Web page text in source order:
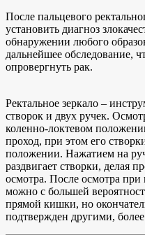
После пальцевого
установить диагноз
обнаружении любого
дальнейшее обследование,
опровергнуть рак.
Ректальное зеркало –
створок и двух ручек.
коленно-локтевом
проход, при этом его
положении. Нажатием на
раздвигает створки, делая
осмотра. После осмотра при
можно с большей
прямой кишки, но
подтвержден другими,